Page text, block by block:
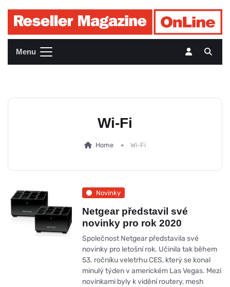
Menu
Wi-Fi
Home Wi-Fi
Novinky
Netgear představil své
novinky pro rok 2020
Společnost Netgear představila své
novinky pro letošní rok. Učinila tak během
53. ročníku veletrhu CES, který se konal
minulý týden v americkém Las Vegas. Mezi
novinkami byly k vidění routery, mesh